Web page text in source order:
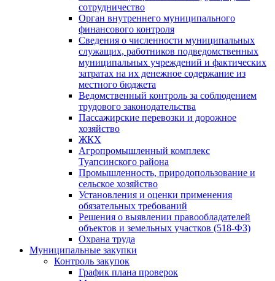
сотрудничество
Орган внутреннего муниципального
финансового контроля
Сведения о численности муниципальных
служащих, работников подведомственных
муниципальных учреждений и фактических
затратах на их денежное содержание из
местного бюджета
Ведомственный контроль за соблюдением
трудового законодательства
Пассажирские перевозки и дорожное
хозяйство
ЖКХ
Агропромышленный комплекс
Туапсинского района
Промышленность, природопользование и
сельское хозяйство
Установления и оценки применения
обязательных требований
Решения о выявлении правообладателей
объектов и земельных участков (518-ФЗ)
Охрана труда
Муниципальные закупки
Контроль закупок
График плана проверок